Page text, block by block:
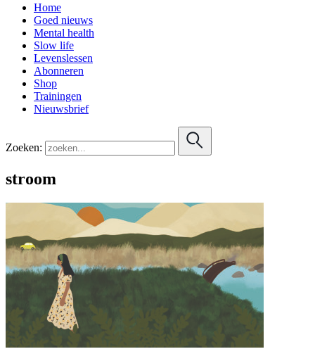
Home
Goed nieuws
Mental health
Slow life
Levenslessen
Abonneren
Shop
Trainingen
Nieuwsbrief
Zoeken:
stroom